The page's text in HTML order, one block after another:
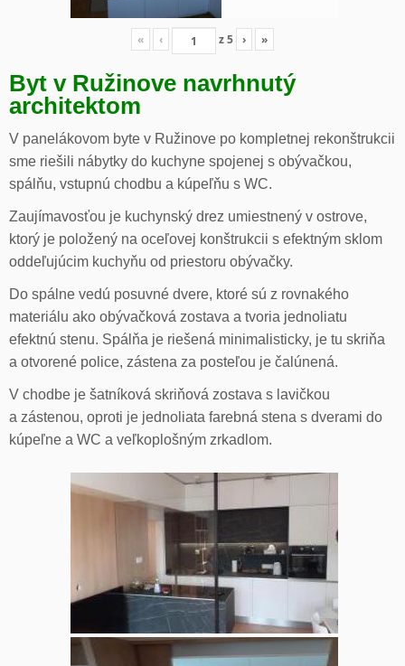
« ‹ z5 › »
Byt v Ružinove navrhnutý
architektom
V panelákovom byte v Ružinove po kompletnej rekonštrukcii
sme riešili nábytky do kuchyne spojenej s obývačkou,
spálňu, vstupnú chodbu a kúpeľňu s WC.
Zaujímavosťou je kuchynský drez umiestnený v ostrove,
ktorý je položený na oceľovej konštrukcii s efektným sklom
oddeľujúcim kuchyňu od priestoru obývačky.
Do spálne vedú posuvné dvere, ktoré sú z rovnakého
materiálu ako obývačková zostava a tvoria jednoliatu
efektnú stenu. Spálňa je riešená minimalisticky, je tu skriňa
a otvorené police, zástena za posteľou je čalúnená.
V chodbe je šatníková skriňová zostava s lavičkou
a zástenou, oproti je jednoliata farebná stena s dverami do
kúpeľne a WC a veľkoplošným zrkadlom.